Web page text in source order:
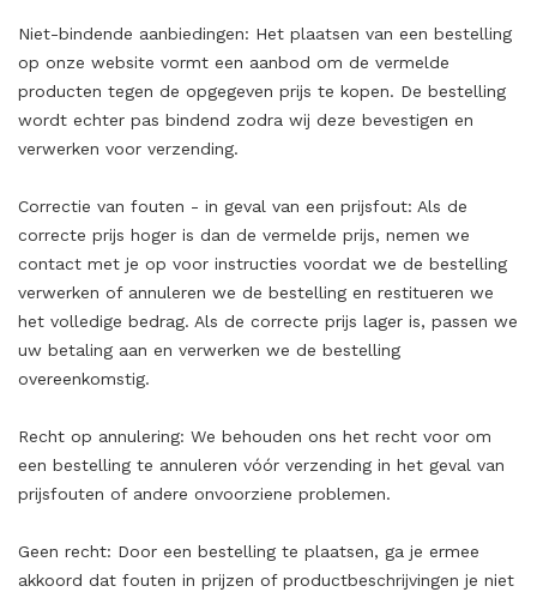
Niet-bindende aanbiedingen: Het plaatsen van een bestelling
op onze website vormt een aanbod om de vermelde
producten tegen de opgegeven prijs te kopen. De bestelling
wordt echter pas bindend zodra wij deze bevestigen en
verwerken voor verzending.
Correctie van fouten - in geval van een prijsfout: Als de
correcte prijs hoger is dan de vermelde prijs, nemen we
contact met je op voor instructies voordat we de bestelling
verwerken of annuleren we de bestelling en restitueren we
het volledige bedrag. Als de correcte prijs lager is, passen we
uw betaling aan en verwerken we de bestelling
overeenkomstig.
Recht op annulering: We behouden ons het recht voor om
een bestelling te annuleren vóór verzending in het geval van
prijsfouten of andere onvoorziene problemen.
Geen recht: Door een bestelling te plaatsen, ga je ermee
akkoord dat fouten in prijzen of productbeschrijvingen je niet